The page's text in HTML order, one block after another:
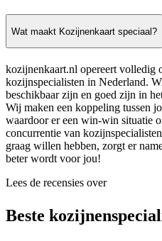
Wat maakt Kozijnenkaart speciaal?
kozijnenkaart.nl opereert volledig
kozijnspecialisten in Nederland.
beschikbaar zijn en goed zijn in
Wij maken een koppeling tussen
waardoor er een win-win situatie
concurrentie van
graag willen hebben, zorgt er
beter wordt voor jou!
Lees de recensies over
Beste